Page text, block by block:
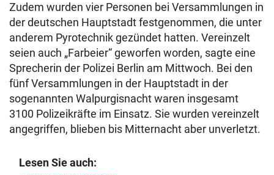
Zudem wurden vier Personen bei Versammlungen in
der deutschen Hauptstadt festgenommen, die unter
anderem Pyrotechnik gezündet hatten. Vereinzelt
seien auch „Farbeier“ geworfen worden, sagte eine
Sprecherin der Polizei Berlin am Mittwoch. Bei den
fünf Versammlungen in der Hauptstadt in der
sogenannten Walpurgisnacht waren insgesamt
3100 Polizeikräfte im Einsatz. Sie wurden vereinzelt
angegriffen, blieben bis Mitternacht aber unverletzt.
Lesen Sie auch: